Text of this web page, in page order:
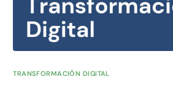
TRANSFORMACIÓN DIGITAL